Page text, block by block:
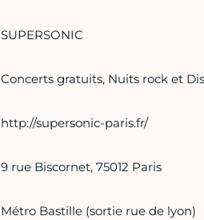
SUPERSONIC
Concerts gratuits, Nuits rock et
http://supersonic-paris.fr/
9 rue Biscornet, 75012 Paris
Métro Bastille (sortie rue de lyon)